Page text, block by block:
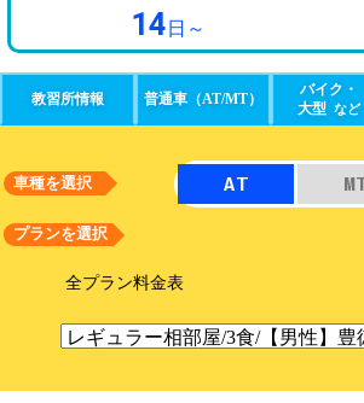
14 日～
教習所情報 普通車（AT/MT）
バイク・
大型 など
車種を選択 AT
プランを選択
全プラン料金表